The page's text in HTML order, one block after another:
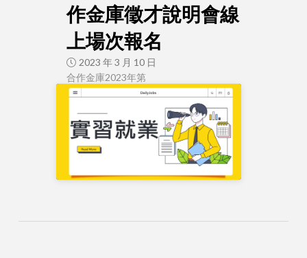
作金庫徵才說明會線
上場次報名
2023 年 3 月 10 日
合作金庫2023年第